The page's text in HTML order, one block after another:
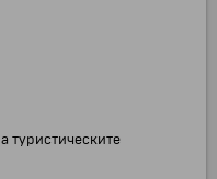
туристическите